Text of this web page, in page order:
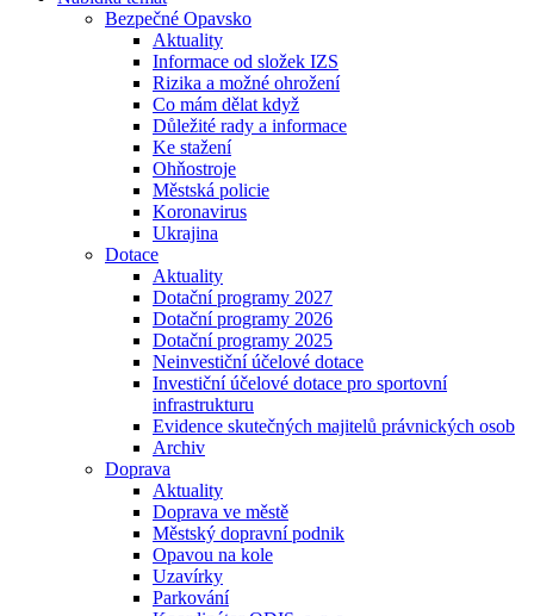
Bezpečné Opavsko
Aktuality
Informace od složek IZS
Rizika a možné ohrožení
Co mám dělat když
Důležité rady a informace
Ke stažení
Ohňostroje
Městská policie
Koronavirus
Ukrajina
Dotace
Aktuality
Dotační programy 2027
Dotační programy 2026
Dotační programy 2025
Neinvestiční účelové dotace
Investiční účelové dotace pro sportovní
infrastrukturu
Evidence skutečných majitelů právnických osob
Archiv
Doprava
Aktuality
Doprava ve městě
Městský dopravní podnik
Opavou na kole
Uzavírky
Parkování